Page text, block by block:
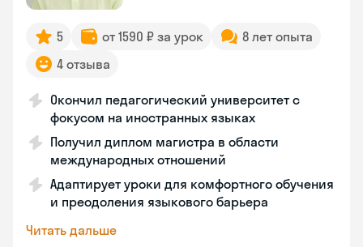
5 от 1590 ₽ за урок
8 лет опыта
4 отзыва
Окончил педагогический университет с
фокусом на иностранных языках
Получил диплом магистра в области
международных отношений
Адаптирует уроки для комфортного обучения
и преодоления языкового барьера
Читать дальше